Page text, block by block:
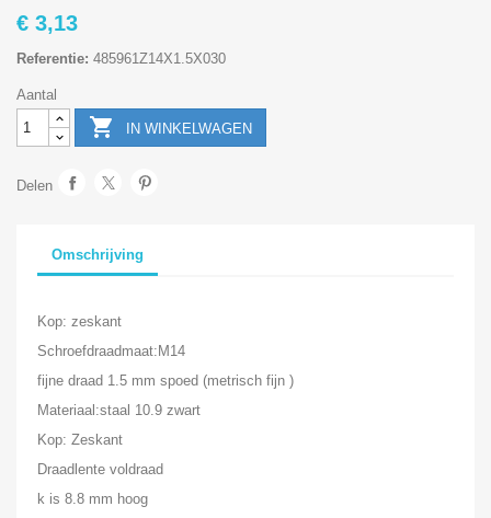
€ 3,13
Referentie: 485961Z14X1.5X030
Aantal
 IN WINKELWAGEN
Delen
Omschrijving
Kop: zeskant
Schroefdraadmaat:M14
fijne draad 1.5 mm spoed (metrisch fijn )
Materiaal:staal 10.9 zwart
Kop: Zeskant
Draadlente voldraad
k is 8.8 mm hoog